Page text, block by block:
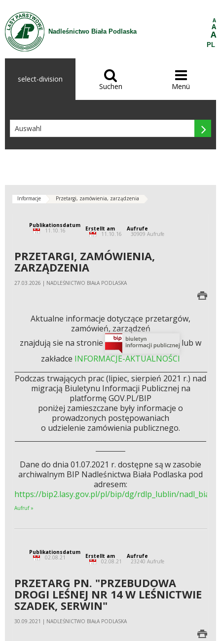
Zum Inhalt wechseln
Nadleśnictwo Biała Podlaska
A
A
A
PL
select-division 
Suchen

Menü

Informacje Przetargi, zamówienia, zarządzenia
Publikationsdatum
11.10.16 Erstellt am
11.10.16
Aufrufe
30909 Aufrufe
PRZETARGI, ZAMÓWIENIA,
ZARZĄDZENIA
27.03.2026 | NADLEŚNICTWO BIAŁA PODLASKA
Aktualne informacje dotyczące przetargów,
zamówień, zarządzeń
znajdują sie na stronie
lub w
zakładce INFORMACJE-AKTUALNOŚCI
Podczas trwających prac (lipiec, sierpień 2021 r.) nad
migracją Biuletynu Informacji Publicznej na
platformę GOV.PL/BIP
poniżej zamieszczane były informacje o
prowadzonych postępowaniach
o udzielenie zamówienia publicznego.
Dane do dnia 01.07.2021 r. dostępne sąw zasobie
archiwalnym BIP Nadleśnictwa Biała Podlaska pod
adresem:
https://bip2.lasy.gov.pl/pl/bip/dg/rdlp_lublin/
Aufruf »
Publikationsdatum
02.08.21 Erstellt am
02.08.21
Aufrufe
23240 Aufrufe
PRZETARG PN. "PRZEBUDOWA
DROGI LEŚNEJ NR 14 W LEŚNICTWIE
SZADEK, SERWIN"
30.09.2021 | NADLEŚNICTWO BIAŁA PODLASKA